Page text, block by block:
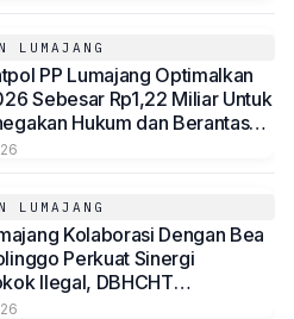
LUMAJANG
PP Lumajang Optimalkan
Sebesar Rp1,22 Miliar Untuk
Hukum dan Berantas
LUMAJANG
Kolaborasi Dengan Bea
Perkuat Sinergi
Ilegal, DBHCHT
untuk Kesejahteraan